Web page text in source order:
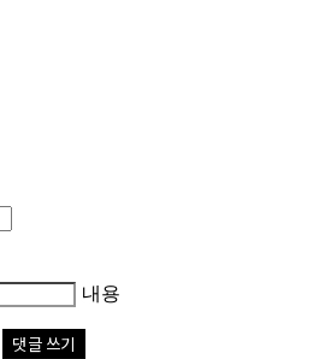
내용
댓글 쓰기